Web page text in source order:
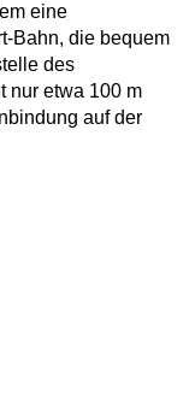
eine
Bahn, die bequem
des
nur etwa 100 m
auf der